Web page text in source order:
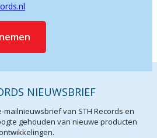
NIEUWSBRIEF
mailnieuwsbrief van STH Records en
gehouden van nieuwe producten